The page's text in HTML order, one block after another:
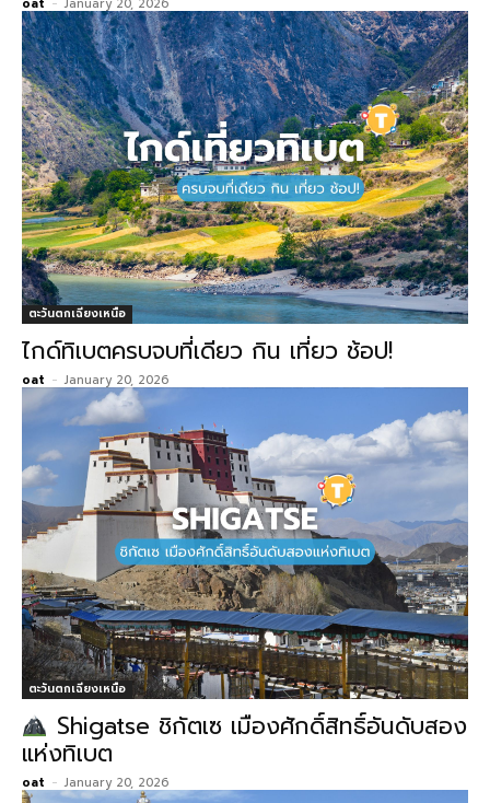
oat - January 20, 2026
ตะวันตกเฉียงเหนือ
ไกด์ทิเบตครบจบที่เดียว กิน เที่ยว ช้อป!
oat - January 20, 2026
ตะวันตกเฉียงเหนือ
Shigatse ชิกัตเซ เมืองศักดิ์สิทธิ์อันดับสอง
แห่งทิเบต
oat - January 20, 2026